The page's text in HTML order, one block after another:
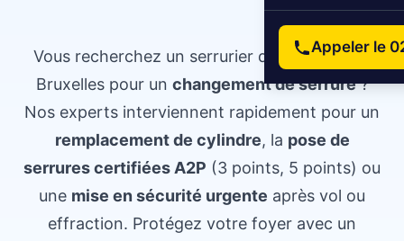
Appeler le
Vous recherchez un serrurier de confiance à
Bruxelles pour un changement de serrure?
Nos experts interviennent rapidement pour un
remplacement de cylindre, la pose de
serrures certifiées A2P (3 points, 5 points) ou
une mise en sécurité urgente après vol ou
effraction. Protégez votre foyer avec un